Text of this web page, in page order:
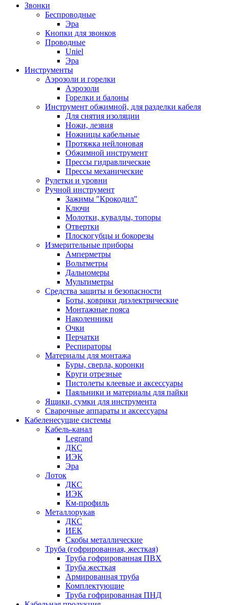
Звонки
Беспроводные
Эра
Кнопки для звонков
Проводные
Uniel
Эра
Инструменты
Аэрозоли и горелки
Аэрозоли
Горелки и балоны
Инструмент обжимной, для разделки кабеля
Для снятия изоляции
Ножи, лезвия
Ножницы кабельные
Протяжка нейлоновая
Обжимной инструмент
Прессы гидравлические
Прессы механические
Рулетки и уровни
Ручной инструмент
Зажимы "Крокодил"
Ключи
Молотки, кувалды, топоры
Отвертки
Плоскогубцы и бокорезы
Измерительные приборы
Амперметры
Вольтметры
Дальномеры
Мультиметры
Средства защиты и безопасности
Боты, коврики диэлектрические
Монтажные пояса
Наколенники
Очки
Перчатки
Респираторы
Материалы для монтажа
Буры, сверла, коронки
Круги отрезные
Пистолеты клеевые и аксессуары
Паяльники и материалы для пайки
Ящики, сумки для инструмента
Сварочные аппараты и аксессуары
Кабеленесущие системы
Кабель-канал
Legrand
ДКС
ИЭК
Эра
Лоток
ДКС
ИЭК
Км-профиль
Металлорукав
ДКС
ИЕК
Скобы металлические
Труба (гофрированная, жесткая)
Труба гофрированная ПВХ
Труба жесткая
Армированная труба
Комплектующие
Труба гофрированная ПНД